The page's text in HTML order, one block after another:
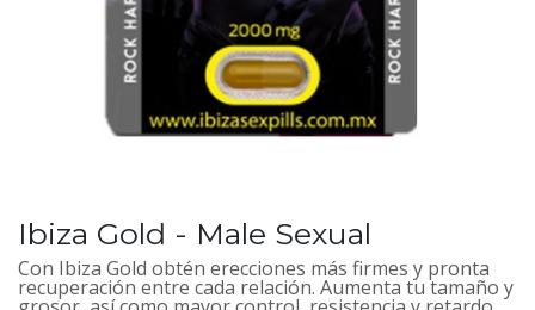
Ibiza Gold - Male Sexual
Con Ibiza Gold obtén erecciones más firmes y pronta
recuperación entre cada relación. Aumenta tu tamaño y